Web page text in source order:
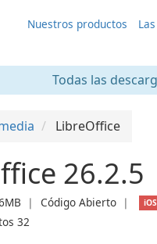
Nuestros productos
Todas las
LibreOffice
26.2.5
❘ Código Abierto ❘ iOS
32